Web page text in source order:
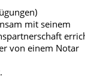
mit seinem
von einem Notar